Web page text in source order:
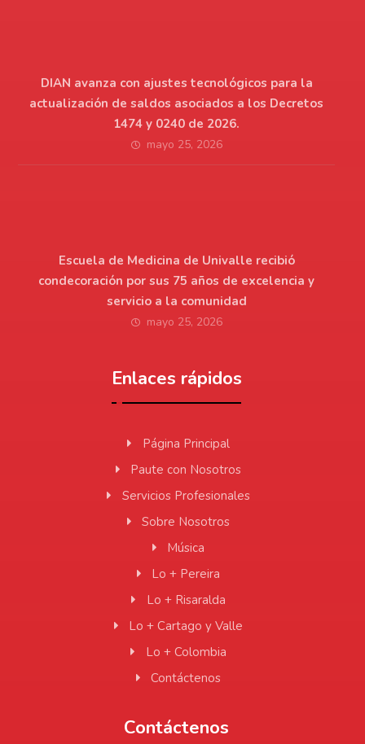
DIAN avanza con ajustes tecnológicos para la
actualización de saldos asociados a los Decretos
1474 y 0240 de 2026.
mayo 25, 2026
Escuela de Medicina de Univalle recibió
condecoración por sus 75 años de excelencia y
servicio a la comunidad
mayo 25, 2026
Enlaces rápidos
Página Principal
Paute con Nosotros
Servicios Profesionales
Sobre Nosotros
Música
Lo + Pereira
Lo + Risaralda
Lo + Cartago y Valle
Lo + Colombia
Contáctenos
Contáctenos